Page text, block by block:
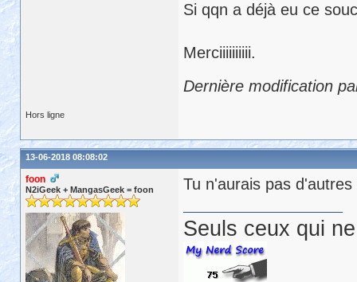
Si qqn a déjà eu ce
Merciiiiiiiiii.
Dernière modification
Hors ligne
13-06-2018 08:08:02
foon
N2iGeek + MangasGeek = foon Tu n'aurais pas
Seuls ceux qui